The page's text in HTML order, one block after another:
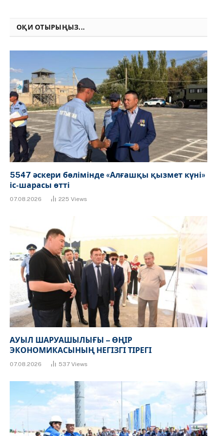
ОҚИ ОТЫРЫҢЫЗ...
5547 әскери бөлімінде «Алғашқы қызмет күні»
іс-шарасы өтті
07.08.2026 225 Views
АУЫЛ ШАРУАШЫЛЫҒЫ – ӨҢІР
ЭКОНОМИКАСЫНЫҢ НЕГІЗГІ ТІРЕГІ
07.08.2026 537 Views